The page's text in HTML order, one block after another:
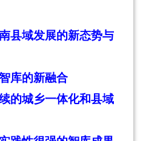
县域发展的新态势与
库的新融合
的城乡一体化和县域